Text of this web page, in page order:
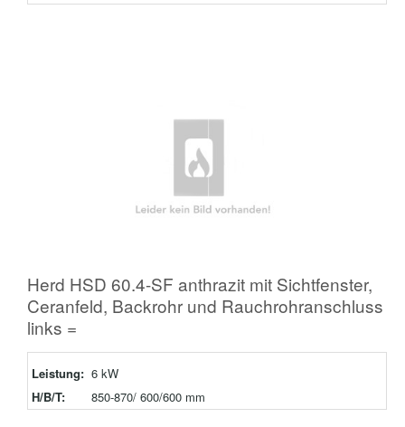
Herd HSD 60.4-SF anthrazit mit Sichtfenster,
Ceranfeld, Backrohr und Rauchrohranschluss
links =
Leistung: 6 kW
H/B/T:
850-870/ 600/600 mm